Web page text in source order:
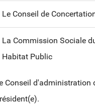
Le Conseil de
La Commission Sociale
Habitat Public
Conseil d'administration